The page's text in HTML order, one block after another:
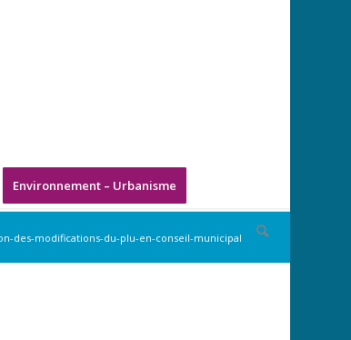
Environnement – Urbanisme
des-modifications-du-plu-en-conseil-municipal